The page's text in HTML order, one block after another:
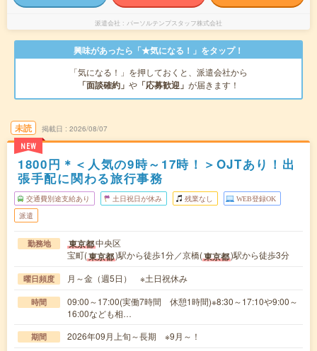
派遣会社 パーソルテンプスタッフ株式会社
興味があったら「★気になる！」をタップ！
「気になる！」を押しておくと、派遣会社から
「面談確約」 や 「応募歓迎」 が届きます！
未読
NEW
掲載日 2026/08/07
1800円＊＜人気の9時～17時！＞OJTあり！出
張手配に関わる旅行事務
交通費別途支給あり 土日祝日が休み 残業なし WEB登録OK
派遣
勤務地 東京都中央区
宝町(東京都)駅から徒歩1分／京橋(東京都)駅から徒歩3分
曜日頻度 月～金（週5日） ※土日祝休み
時間
09:00～17:00(実働7時間 休憩1時間)※8:30～17:10や9:00～
16:00なども相…
期間 2026年09月上旬～長期 ※9月～！